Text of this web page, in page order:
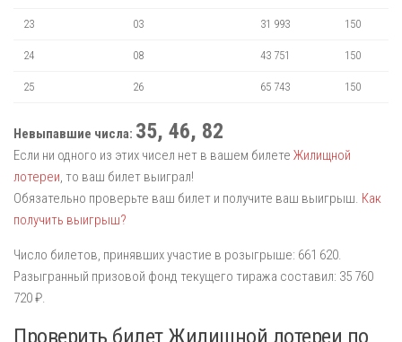
23 03 31 993 150
24 08 43 751 150
25 26 65 743 150
Невыпавшие числа: 35, 46, 82
Если ни одного из этих чисел нет в вашем билете Жилищной
лотереи, то ваш билет выиграл!
Обязательно проверьте ваш билет и получите ваш выигрыш. Как
получить выигрыш?
Число билетов, принявших участие в розыгрыше: 661 620.
Разыгранный призовой фонд текущего тиража составил: 35 760
720 ₽.
Проверить билет Жилищной лотереи по